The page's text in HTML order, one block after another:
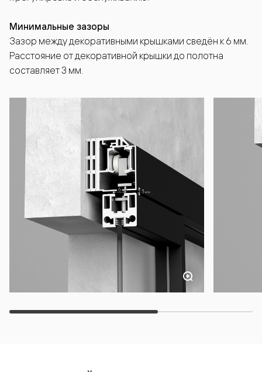
Минимальные зазоры
Зазор между декоративными крышками сведён к 6 мм.
Расстояние от декоративной крышки до полотна
составляет 3 мм.